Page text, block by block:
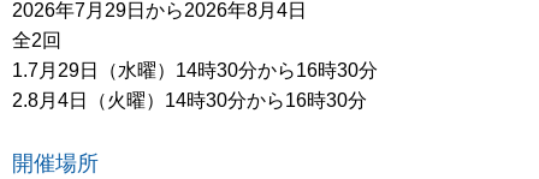
2026年7月29日から2026年8月4日
全2回
1.7月29日（水曜）14時30分から16時30分
2.8月4日（火曜）14時30分から16時30分
開催場所